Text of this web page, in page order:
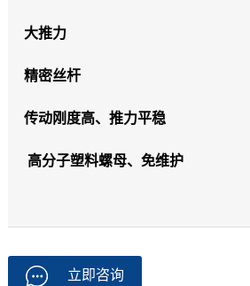
大推力
精密丝杆
传动刚度高、推力平稳
高分子塑料螺母、免维护
立即咨询